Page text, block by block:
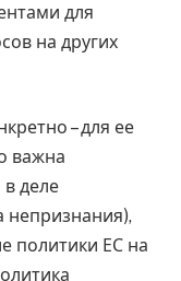
для
на других
– для ее
важна
деле
непризнания),
политики ЕС на